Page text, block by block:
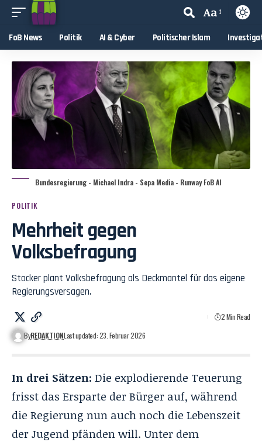
Aa
FoB News Politik AI & Cyber Politischer Islam
Bundesregierung - Michael Indra - Sepa Media - Runway FoB AI
POLITIK
Mehrheit gegen
Volksbefragung
Stocker plant Volksbefragung als Deckmantel für das eigene
Regierungsversagen.
ByREDAKTIONLast updated: 23. Februar 2026
2 Min Read
In drei Sätzen: Die explodierende Teuerung
frisst das Ersparte der Bürger auf, während
die Regierung nun auch noch die Lebenszeit
der Jugend pfänden will. Unter dem